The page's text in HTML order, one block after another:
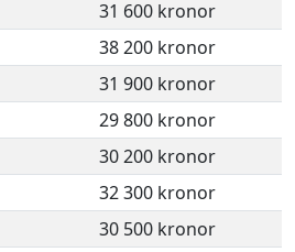
31 600 kronor
38 200 kronor
31 900 kronor
29 800 kronor
30 200 kronor
32 300 kronor
30 500 kronor